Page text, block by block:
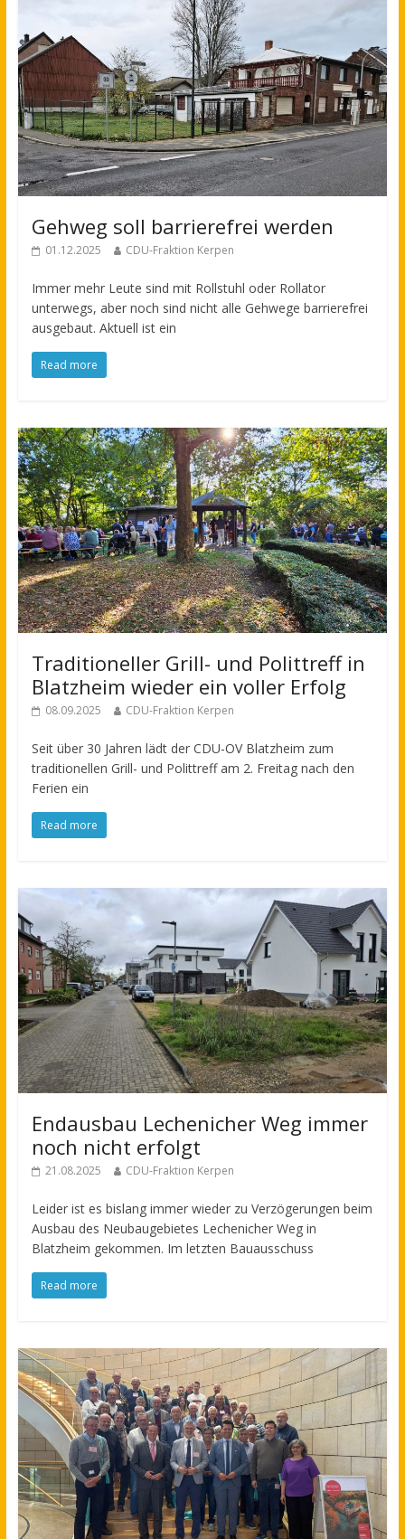
Gehweg soll barrierefrei werden
01.12.2025 CDU-Fraktion Kerpen
Immer mehr Leute sind mit Rollstuhl oder Rollator
unterwegs, aber noch sind nicht alle Gehwege barrierefrei
ausgebaut. Aktuell ist ein
Read more
Traditioneller Grill- und Polittreff in
Blatzheim wieder ein voller Erfolg
08.09.2025 CDU-Fraktion Kerpen
Seit über 30 Jahren lädt der CDU-OV Blatzheim zum
traditionellen Grill- und Polittreff am 2. Freitag nach den
Ferien ein
Read more
Endausbau Lechenicher Weg immer
noch nicht erfolgt
21.08.2025 CDU-Fraktion Kerpen
Leider ist es bislang immer wieder zu Verzögerungen beim
Ausbau des Neubaugebietes Lechenicher Weg in
Blatzheim gekommen. Im letzten Bauausschuss
Read more